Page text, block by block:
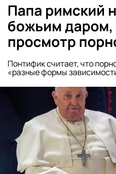
Папа римский
божьим даром,
просмотр
Понтифик считает, что
«разные формы